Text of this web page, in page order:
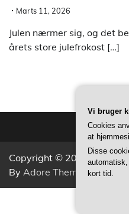
Marts 11, 2026
Julen nærmer sig, og det
årets store julefrokost […]
Copyright © 2026
By Adore Themes .
CVR
Vi bruger
Cookies
at
Disse
kort tid.